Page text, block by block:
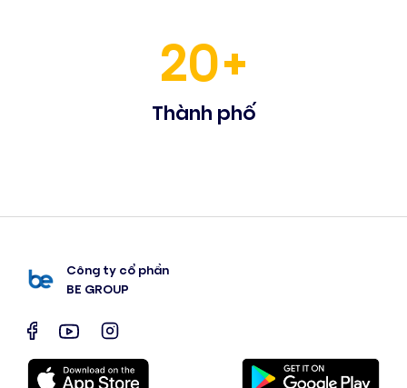
20+
Thành phố
Công ty cổ phần
BE GROUP